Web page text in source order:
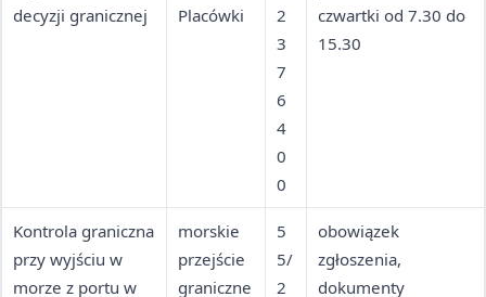
decyzji granicznej
Placówki
2
3
7
6
4
0
0
czwartki od 7.30 do
15.30
Kontrola graniczna
przy wyjściu w
morze z portu w
morskie
przejście
graniczne
5
5/
2
obowiązek
zgłoszenia,
dokumenty